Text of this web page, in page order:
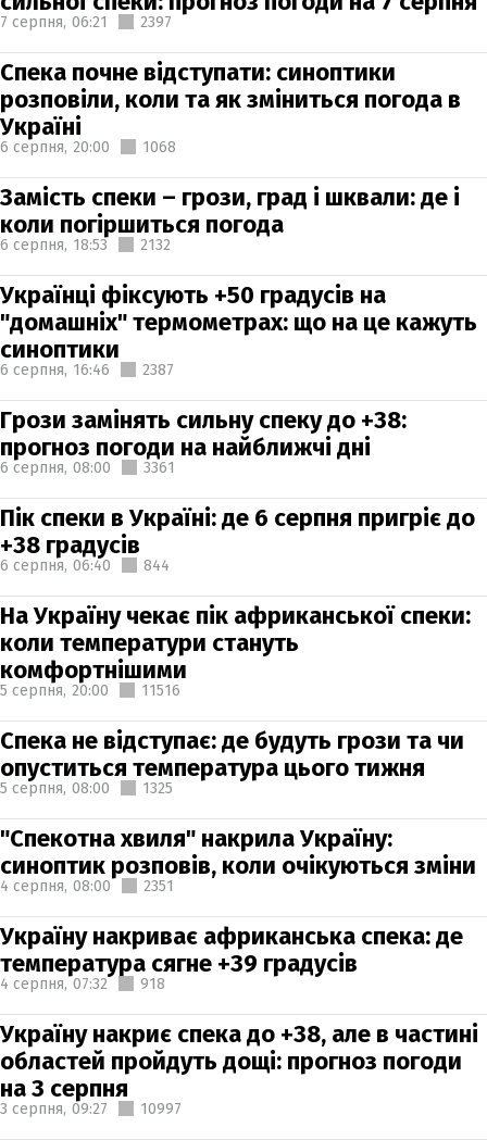
7 серпня, 06:21 2397
Спека почне відступати: синоптики
розповіли, коли та як зміниться погода в
Україні
6 серпня, 20:00 1068
Замість спеки – грози, град і шквали: де і
коли погіршиться погода
6 серпня, 18:53 2132
Українці фіксують +50 градусів на
"домашніх" термометрах: що на це кажуть
синоптики
6 серпня, 16:46 2387
Грози замінять сильну спеку до +38:
прогноз погоди на найближчі дні
6 серпня, 08:00 3361
Пік спеки в Україні: де 6 серпня пригріє до
+38 градусів
6 серпня, 06:40 844
На Україну чекає пік африканської спеки:
коли температури стануть
комфортнішими
5 серпня, 20:00 11516
Спека не відступає: де будуть грози та чи
опуститься температура цього тижня
5 серпня, 08:00 1325
"Спекотна хвиля" накрила Україну:
синоптик розповів, коли очікуються зміни
4 серпня, 08:00 2351
Україну накриває африканська спека: де
температура сягне +39 градусів
4 серпня, 07:32 918
Україну накриє спека до +38, але в частині
областей пройдуть дощі: прогноз погоди
на 3 серпня
3 серпня, 09:27 10997